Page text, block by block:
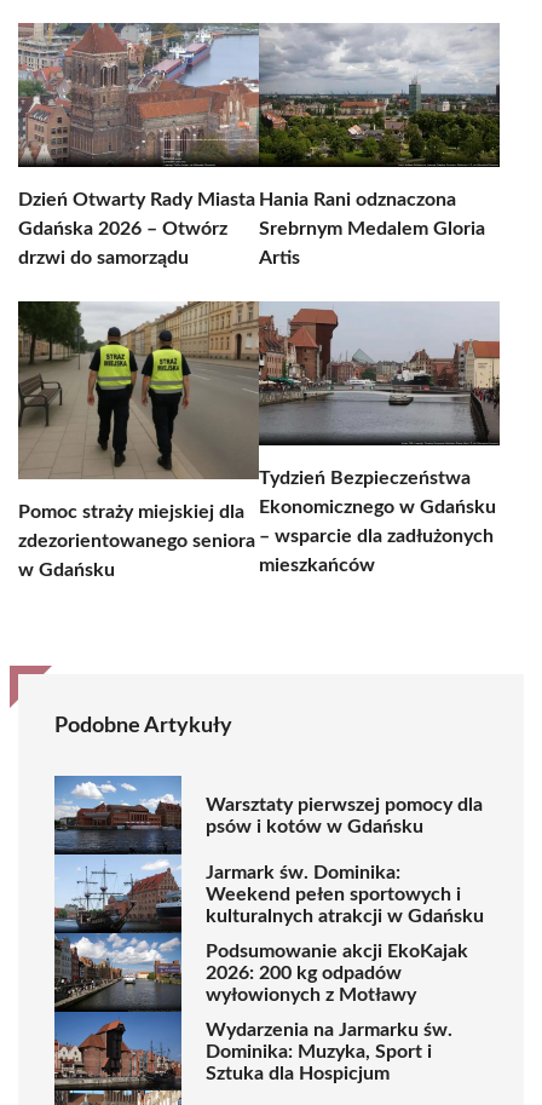
Dzień Otwarty Rady Miasta
Gdańska 2026 – Otwórz
drzwi do samorządu
Hania Rani odznaczona
Srebrnym Medalem Gloria
Artis
Pomoc straży miejskiej dla
zdezorientowanego seniora
w Gdańsku
Tydzień Bezpieczeństwa
Ekonomicznego w Gdańsku
– wsparcie dla zadłużonych
mieszkańców
Podobne Artykuły
Warsztaty pierwszej pomocy dla
psów i kotów w Gdańsku
Jarmark św. Dominika:
Weekend pełen sportowych i
kulturalnych atrakcji w Gdańsku
Podsumowanie akcji EkoKajak
2026: 200 kg odpadów
wyłowionych z Motławy
Wydarzenia na Jarmarku św.
Dominika: Muzyka, Sport i
Sztuka dla Hospicjum